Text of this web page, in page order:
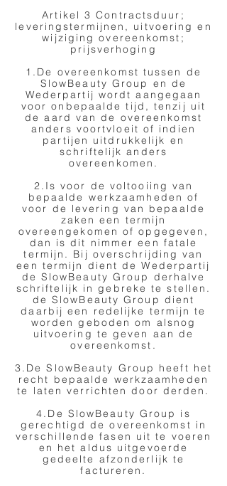
Artikel 3 Contractsduur;
leveringstermijnen, uitvoering en
wijziging overeenkomst;
prijsverhoging
1.De overeenkomst tussen de
SlowBeauty Group en de
Wederpartij wordt aangegaan
voor onbepaalde tijd, tenzij uit
de aard van de overeenkomst
anders voortvloeit of indien
partijen uitdrukkelijk en
schriftelijk anders
overeenkomen.
2.Is voor de voltooiing van
bepaalde werkzaamheden of
voor de levering van bepaalde
zaken een termijn
overeengekomen of opgegeven,
dan is dit nimmer een fatale
termijn. Bij overschrijding van
een termijn dient de Wederpartij
de SlowBeauty Group derhalve
schriftelijk in gebreke te stellen.
de SlowBeauty Group dient
daarbij een redelijke termijn te
worden geboden om alsnog
uitvoering te geven aan de
overeenkomst.
3.De SlowBeauty Group heeft het
recht bepaalde werkzaamheden
te laten verrichten door derden.
4.De SlowBeauty Group is
gerechtigd de overeenkomst in
verschillende fasen uit te voeren
en het aldus uitgevoerde
gedeelte afzonderlijk te
factureren.